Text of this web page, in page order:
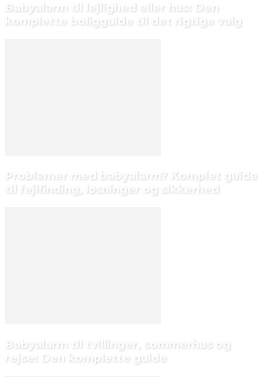
Babyalarm til lejlighed eller hus: Den
komplette boligguide til det rigtige valg
Problemer med babyalarm? Komplet guide
til fejlfinding, løsninger og sikkerhed
Babyalarm til tvillinger, sommerhus og
rejse: Den komplette guide